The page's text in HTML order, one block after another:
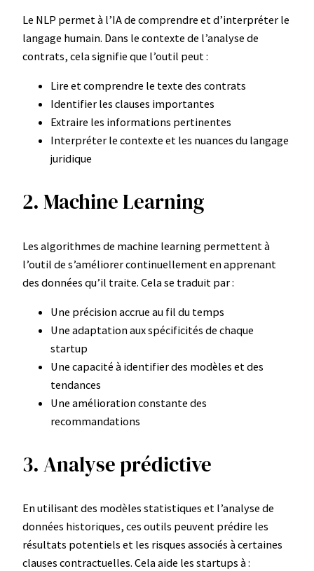
Le NLP permet à l’IA de comprendre et d’interpréter le
langage humain. Dans le contexte de l’analyse de
contrats, cela signifie que l’outil peut :
Lire et comprendre le texte des contrats
Identifier les clauses importantes
Extraire les informations pertinentes
Interpréter le contexte et les nuances du langage
juridique
2. Machine Learning
Les algorithmes de machine learning permettent à
l’outil de s’améliorer continuellement en apprenant
des données qu’il traite. Cela se traduit par :
Une précision accrue au fil du temps
Une adaptation aux spécificités de chaque
startup
Une capacité à identifier des modèles et des
tendances
Une amélioration constante des
recommandations
3. Analyse prédictive
En utilisant des modèles statistiques et l’analyse de
données historiques, ces outils peuvent prédire les
résultats potentiels et les risques associés à certaines
clauses contractuelles. Cela aide les startups à :